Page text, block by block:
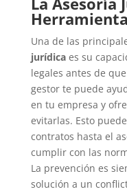
Una de las
jurídicaes su
legales antes de
gestor te puede
en tu empresa y
evitarlas. Esto
contratos hasta el
cumplir con las
La prevención es
solución a un